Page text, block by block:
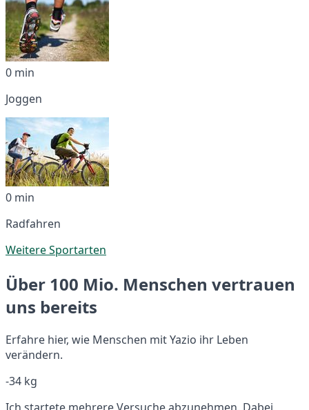
0 min
Joggen
0 min
Radfahren
Weitere Sportarten
Über 100 Mio. Menschen vertrauen
uns bereits
Erfahre hier, wie Menschen mit Yazio ihr Leben
verändern.
-34 kg